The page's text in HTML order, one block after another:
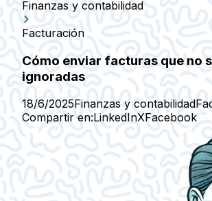
Finanzas y contabilidad
Facturación
Cómo enviar facturas que no
ignoradas
18/6/2025Finanzas y contabilidad
Compartir en:LinkedInXFacebook